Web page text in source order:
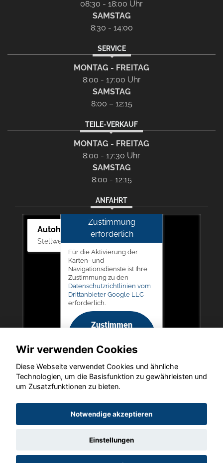
08:30 - 18:00 Uhr
SAMSTAG
8:30 - 14:00
SERVICE
MONTAG - FREITAG
8:00 - 17:00 Uhr
SAMSTAG
8:00 – 12:15
TEILE-VERKAUF
MONTAG - FREITAG
8:00 - 17:30 Uhr
SAMSTAG
8:00 - 12:15
ANFAHRT
Autohaus Picker
Stellwerk 5, 57368 Lennestadt
Zustimmung
erforderlich
Für die Aktivierung der
Karten- und
Navigationsdienste ist Ihre
Zustimmung zu den
Datenschutzrichtlinien vom
Drittanbieter Google LLC
erforderlich.
Zustimmen
aktivieren
Copyright © 2026. Autohaus Picker
Wir verwenden Cookies
Diese Webseite verwendet Cookies und ähnliche
Technologien, um die Basisfunktion zu gewährleisten und
um Zusatzfunktionen zu bieten.
Notwendige akzeptieren
Einstellungen